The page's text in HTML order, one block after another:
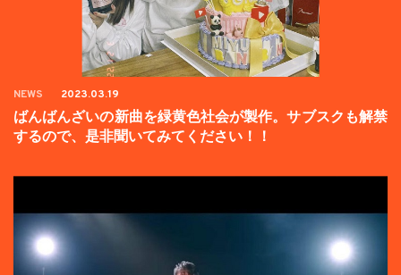
NEWS 2023.03.19
ばんばんざいの新曲を緑黄色社会が製作。サブスクも解禁
するので、是非聞いてみてください！！